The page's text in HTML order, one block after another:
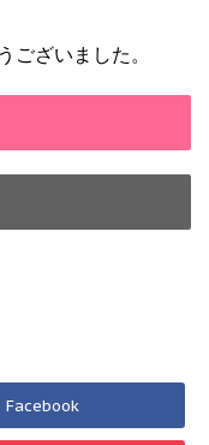
ございました。
Facebook